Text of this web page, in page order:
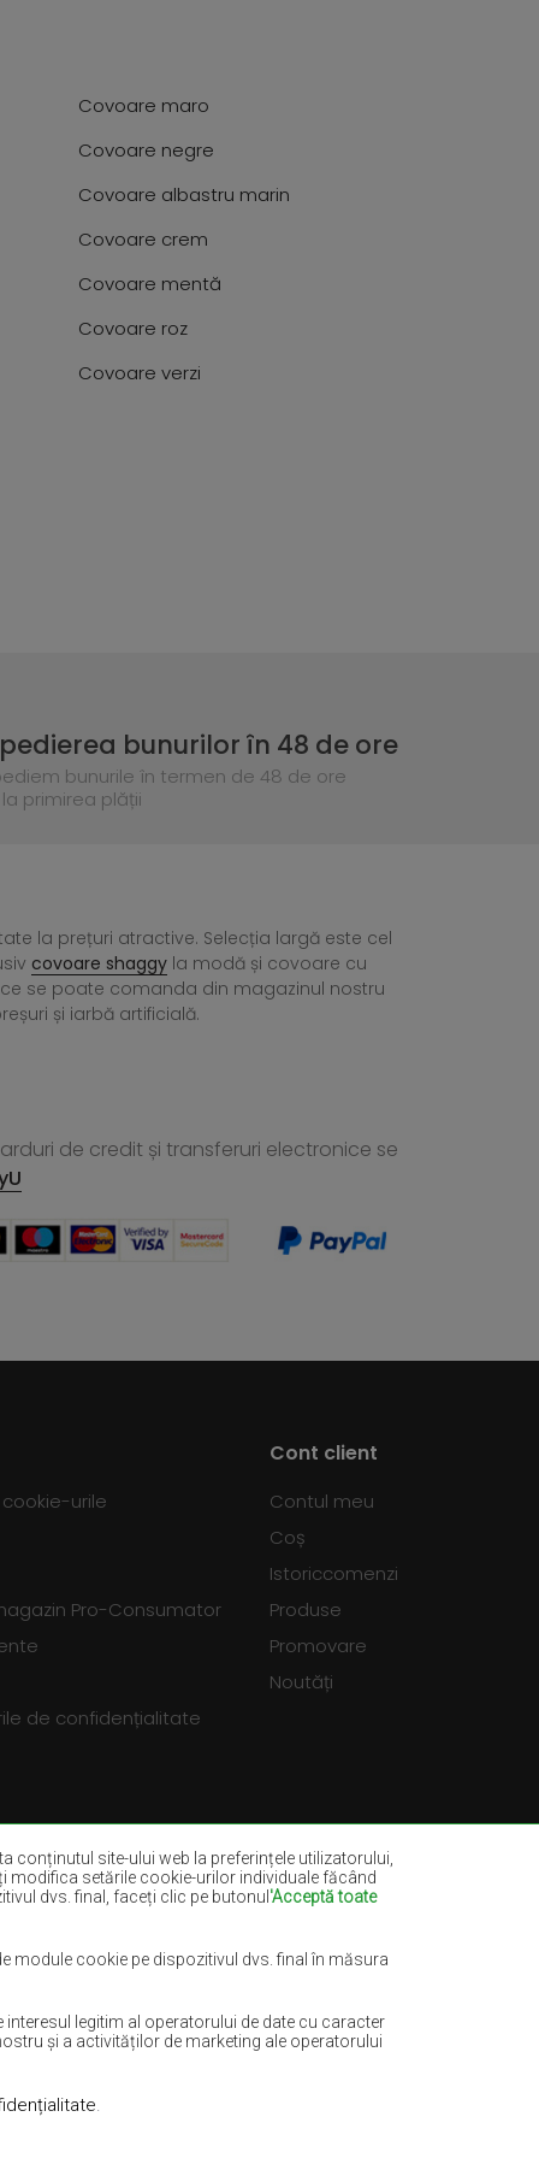
conținutul site-ului web la preferințele utilizatorului,
modifica setările cookie-urilor individuale făcând
dvs. final, faceți clic pe butonul 'Acceptă toate
module cookie pe dispozitivul dvs. final în măsura
legitim al operatorului de date cu caracter
și a activităților de marketing ale operatorului
.
Covoare maro
Covoare negre
Covoare albastru marin
Covoare crem
Covoare mentă
Covoare roz
Covoare verzi
bunurilor în 48 de ore
bunurile în termen de 48 de ore
primirea plății
la prețuri atractive. Selecția largă este cel
covoare shaggy la modă și covoare cu
se poate comanda din magazinul nostru
și iarbă artificială.
de credit și transferuri electronice se
urile
Pro-Consumator
de confidențialitate
Cont client
Contul meu
Coș
Istoriccomenzi
Produse
Promovare
Noutăți
marin
Covoare maro-deschis
Covoare teracotă